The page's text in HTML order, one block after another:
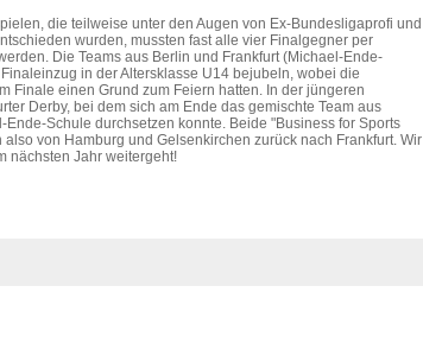
die teilweise unter den Augen von Ex-Bundesligaprofi und
wurden, mussten fast alle vier Finalgegner per
Die Teams aus Berlin und Frankfurt (Michael-Ende-
in der Altersklasse U14 bejubeln, wobei die
Finale einen Grund zum Feiern hatten. In der jüngeren
Derby, bei dem sich am Ende das gemischte Team aus
Ende-Schule durchsetzen konnte. Beide "Business for Sports
von Hamburg und Gelsenkirchen zurück nach Frankfurt. Wir
nächsten Jahr weitergeht!